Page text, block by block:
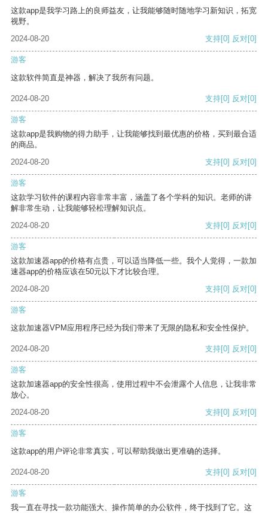
这款app是我学习路上的良师益友，让我能够随时随地学习新知识，拓宽
视野。
2024-08-20
支持[0] 反对[0]
游客
这款软件简直是神器，解决了我所有问题。
2024-08-20 支持[0] 反对[0]
游客
这款app是我购物的得力助手，让我能够找到最优惠的价格，买到最合适
的商品。
2024-08-20
支持[0] 反对[0]
游客
这款学习软件的课程内容非常丰富，涵盖了各个学科的知识。老师的讲
解非常生动，让我能够轻松理解知识点。
2024-08-20
支持[0] 反对[0]
游客
这款加速器app的价格有点贵，可以适当降低一些。我个人觉得，一款加
速器app的价格应该在50元以下才比较合理。
2024-08-20
支持[0] 反对[0]
游客
这款加速器VPM应用程序已经为我们带来了无限的隐私和安全性保护。
2024-08-20 支持[0] 反对[0]
游客
这款加速器app的安全性很高，使用过程中不会泄露个人信息，让我非常
放心。
2024-08-20
支持[0] 反对[0]
游客
这款app的用户评论非常真实，可以帮助我做出更准确的选择。
2024-08-20 支持[0] 反对[0]
游客
我一直在寻找一款功能强大、操作简单的办公软件，终于找到了它。这